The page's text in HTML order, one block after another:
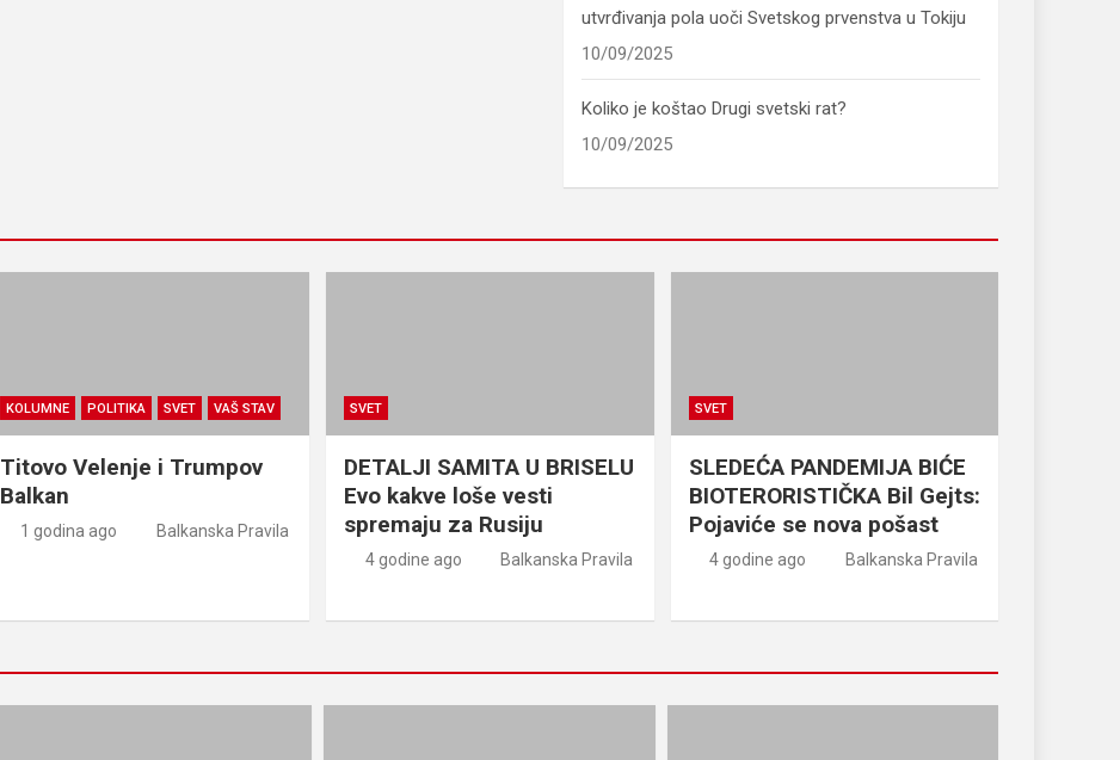
utvrđivanja pola uoči Svetskog prvenstva u Tokiju
10/09/2025
Koliko je koštao Drugi svetski rat?
10/09/2025
KOLUMNE POLITIKA SVET VAŠ STAV
Titovo Velenje i Trumpov
Balkan
1 godina ago Balkanska Pravila
SVET
DETALJI SAMITA U BRISELU
Evo kakve loše vesti
spremaju za Rusiju
4 godine ago Balkanska Pravila
SVET
SLEDEĆA PANDEMIJA BIĆE
BIOTERORISTIČKA Bil Gejts:
Pojaviće se nova pošast
4 godine ago Balkanska Pravila